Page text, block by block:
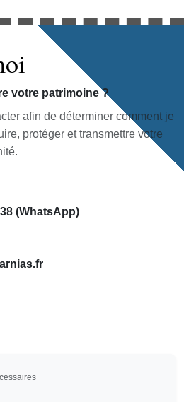
votre patrimoine ?
afin de déterminer comment je
protéger et transmettre votre
(WhatsApp)